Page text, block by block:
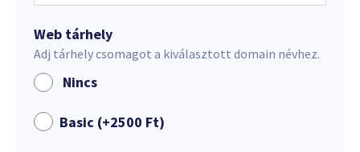
Web tárhely
Adj tárhely csomagot a kiválasztott domain névhez.
Nincs
Basic (+2500 Ft)